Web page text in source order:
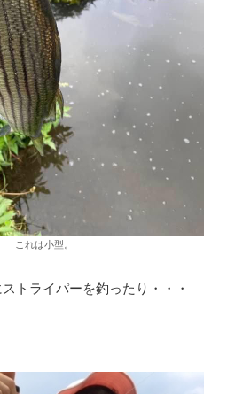
これは小型。
トライパーを釣ったり・・・